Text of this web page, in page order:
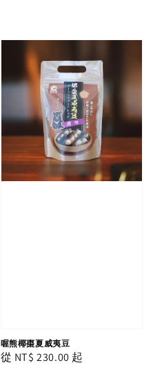
喔熊椰棗夏威夷豆
Regular
從 NT$ 230.00 起